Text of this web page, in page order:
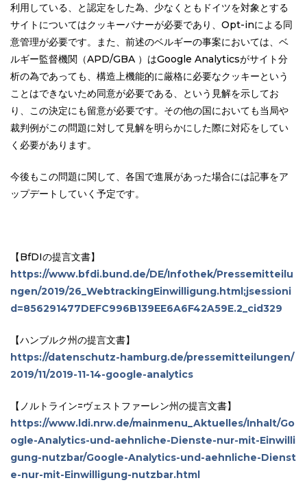
利用している、と認定をした為、少なくともドイツを対象とする
サイトについてはクッキーバナーが必要であり、Opt-inによる同
意管理が必要です。また、前述のベルギーの事案においては、ベ
ルギー監督機関（APD/GBA ）はGoogle Analyticsがサイト分
析の為であっても、構造上機能的に厳格に必要なクッキーという
ことはできないため同意が必要である、という見解を示してお
り、この決定にも留意が必要です。その他の国においても当局や
裁判例がこの問題に対して見解を明らかにした際に対応をしてい
く必要があります。
今後もこの問題に関して、各国で進展があった場合には記事をア
ップデートしていく予定です。
【BfDIの提言文書】
https://www.bfdi.bund.de/DE/Infothek/Pressemitteilu
ngen/2019/26_WebtrackingEinwilligung.html;jsessioni
d=856291477DEFC996B139EE6A6F42A59E.2_cid329
【ハンブルク州の提言文書】
https://datenschutz-hamburg.de/pressemitteilungen/
2019/11/2019-11-14-google-analytics
【ノルトライン=ヴェストファーレン州の提言文書】
https://www.ldi.nrw.de/mainmenu_Aktuelles/Inhalt/Go
ogle-Analytics-und-aehnliche-Dienste-nur-mit-Einwilli
gung-nutzbar/Google-Analytics-und-aehnliche-Dienst
e-nur-mit-Einwilligung-nutzbar.html